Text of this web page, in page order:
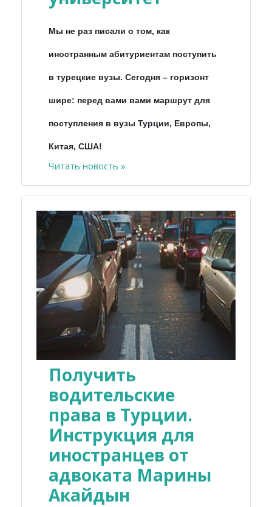
Мы не раз писали о том, как
иностранным абитуриентам поступить
в турецкие вузы. Сегодня – горизонт
шире: перед вами вами маршрут для
поступления в вузы Турции, Европы,
Китая, США!
Читать новость »
Получить
водительские
права в Турции.
Инструкция для
иностранцев от
адвоката Марины
Акайдын